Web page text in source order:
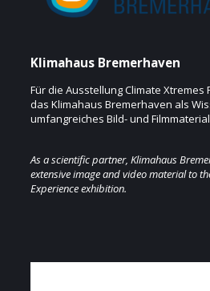
Klimahaus Bremerhaven
Für die Ausstellung Climate Xtremes
das Klimahaus Bremerhaven als
umfangreiches Bild- und
As a scientific partner, Klimahaus
extensive image and video material to
Experience exhibition.